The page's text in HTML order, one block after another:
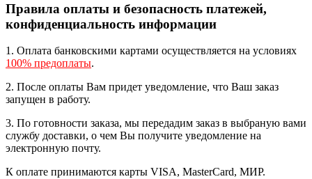
Правила оплаты и безопасность платежей,
конфиденциальность информации
1. Оплата банковскими картами осуществляется на условиях
100% предоплаты.
2. После оплаты Вам придет уведомление, что Ваш заказ
запущен в работу.
3. По готовности заказа, мы передадим заказ в выбраную вами
службу доставки, о чем Вы получите уведомление на
электронную почту.
К оплате принимаются карты VISA, MasterCard, МИР.